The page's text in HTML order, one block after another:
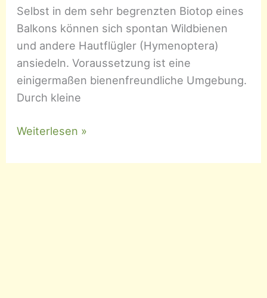
Selbst in dem sehr begrenzten Biotop eines
Balkons können sich spontan Wildbienen
und andere Hautflügler (Hymenoptera)
ansiedeln. Voraussetzung ist eine
einigermaßen bienenfreundliche Umgebung.
Durch kleine
Wildbienen
andere
Weiterlesen »